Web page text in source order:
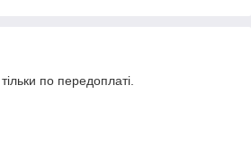
по передоплаті.